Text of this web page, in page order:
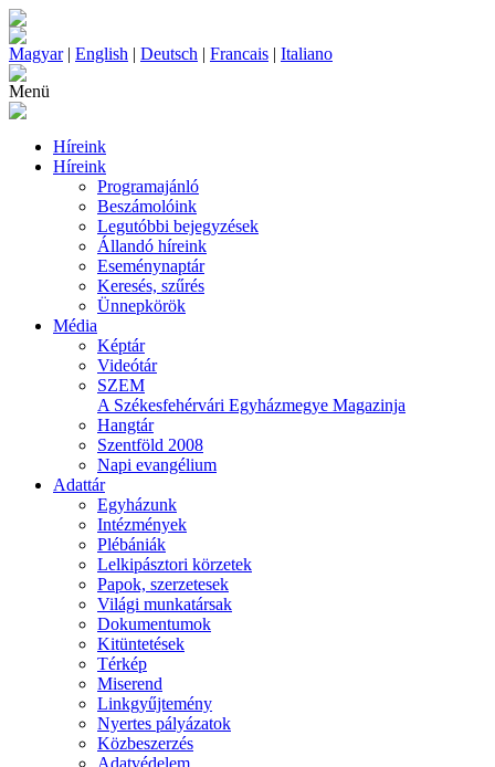
Magyar| English | Deutsch | Francais | Italiano
Menü
Híreink
Híreink
Programajánló
Beszámolóink
Legutóbbi bejegyzések
Állandó híreink
Eseménynaptár
Keresés, szűrés
Ünnepkörök
Média
Képtár
Videótár
SZEM
A Székesfehérvári Egyházmegye Magazinja
Hangtár
Szentföld 2008
Napi evangélium
Adattár
Egyházunk
Intézmények
Plébániák
Lelkipásztori körzetek
Papok, szerzetesek
Világi munkatársak
Dokumentumok
Kitüntetések
Térkép
Miserend
Linkgyűjtemény
Nyertes pályázatok
Közbeszerzés
Adatvédelem